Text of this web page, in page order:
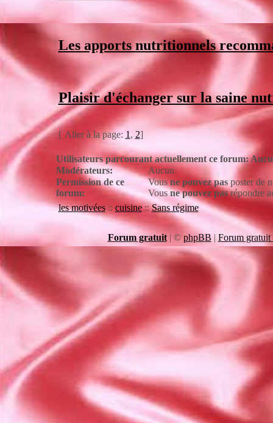
Les apports nutritionnels
Plaisir d'échanger sur la saine
[ Aller à la page: 1 , 2]
Utilisateurs parcourant actuellement ce forum:
Modérateurs:
Aucun
Permission de ce
forum:
Vousne pouvez pasposter de
Vousne pouvez pasrépondre
les motivées:: cuisine::Sans régime
Forum gratuit| © phpBB | Forum gratuit